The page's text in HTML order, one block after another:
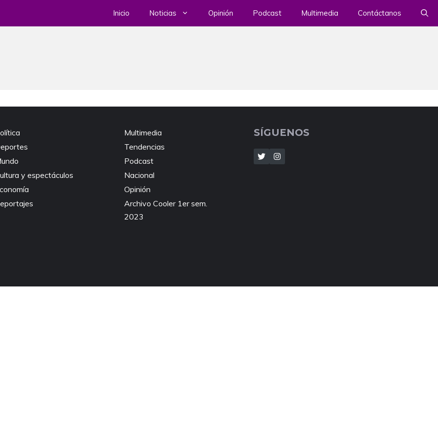
Inicio Noticias Opinión Podcast Multimedia Contáctanos
y espectáculos
Multimedia
Tendencias
Podcast
Nacional
Opinión
Archivo Cooler 1er sem.
2023
SÍGUENOS